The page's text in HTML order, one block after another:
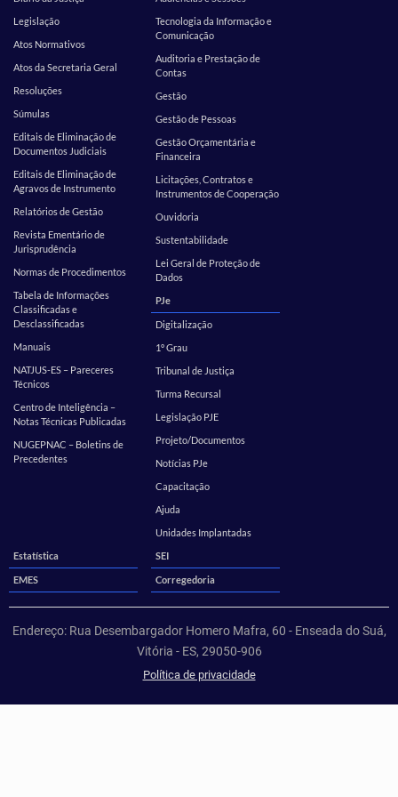
Legislação
Atos Normativos
Atos da Secretaria Geral
Resoluções
Súmulas
Editais de Eliminação de
Documentos Judiciais
Editais de Eliminação de
Agravos de Instrumento
Relatórios de Gestão
Revista Ementário de
Jurisprudência
Normas de Procedimentos
Tabela de Informações
Classificadas e
Desclassificadas
Manuais
NATJUS-ES – Pareceres
Técnicos
Centro de Inteligência –
Notas Técnicas Publicadas
NUGEPNAC – Boletins de
Precedentes
Tecnologia da Informação e
Comunicação
Auditoria e Prestação de
Contas
Gestão
Gestão de Pessoas
Gestão Orçamentária e
Financeira
Licitações, Contratos e
Instrumentos de Cooperação
Ouvidoria
Sustentabilidade
Lei Geral de Proteção de
Dados
PJe
Digitalização
1º Grau
Tribunal de Justiça
Turma Recursal
Legislação PJE
Projeto/Documentos
Notícias PJe
Capacitação
Ajuda
Unidades Implantadas
Estatística
SEI
EMES Corregedoria
Endereço: Rua Desembargador Homero Mafra, 60 - Enseada do Suá,
Vitória - ES, 29050-906
Política de privacidade